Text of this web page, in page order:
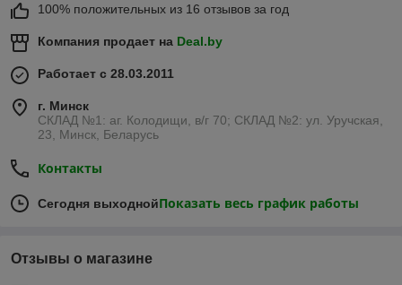
100% положительных из 16 отзывов за год
Компания продает на Deal.by
Работает с 28.03.2011
г. Минск
СКЛАД №1: аг. Колодищи, в/г 70; СКЛАД №2: ул. Уручская,
23, Минск, Беларусь
Контакты
Сегодня выходнойПоказать весь график работы
Отзывы о магазине